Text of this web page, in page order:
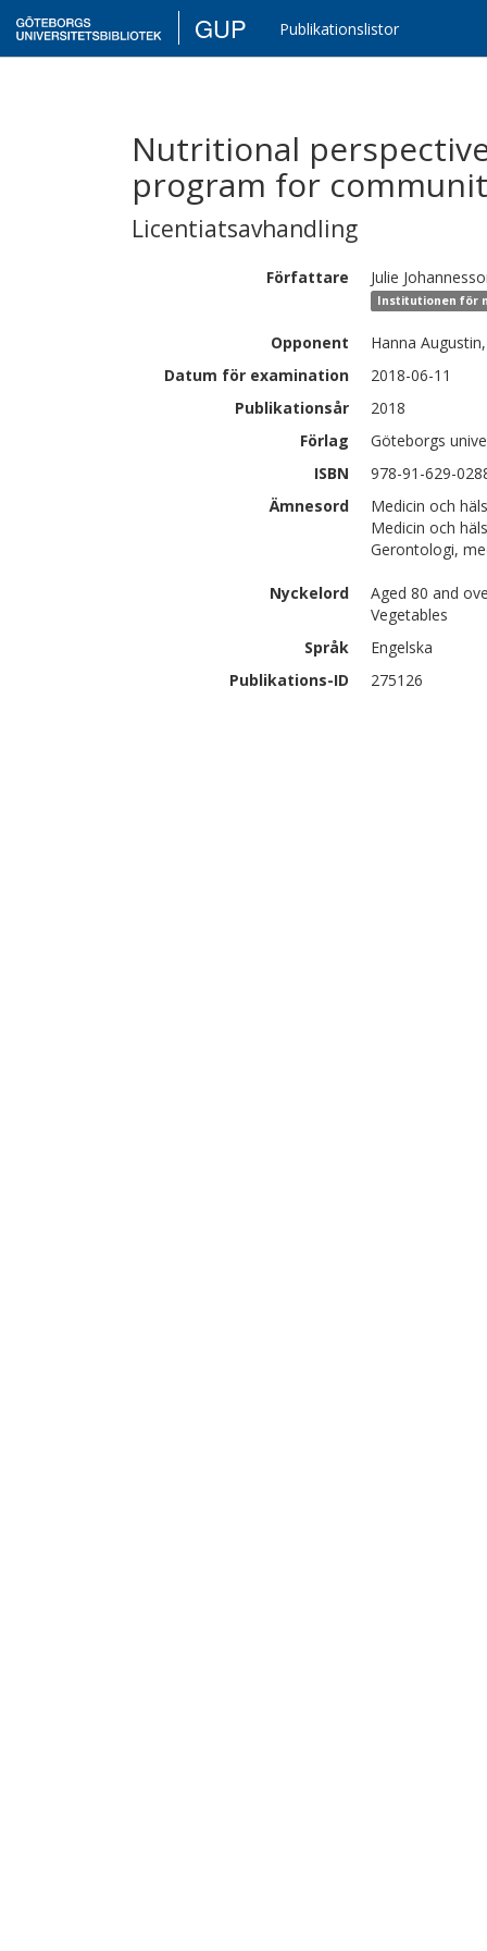
GUP Publikationslistor
Nutritional
program for
Licentiatsavhandling
Författare Julie
Institutionen för
Opponent
Hanna
Datum för examination
2018-06-11
Publikationsår
2018
Förlag
Göteborgs
ISBN
978-91-629-
Ämnesord
Medicin och
Medicin och
Gerontologi,
Nyckelord
Aged 80 and
Vegetables
Språk
Engelska
Publikations-ID
275126